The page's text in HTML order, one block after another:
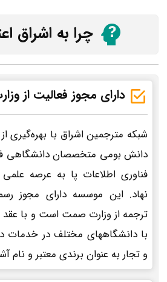
چرا به اشراق
دارای مجوز فعالیت از
شبکه مترجمین اشراق با بهره‌گیری
دانش بومی متخصصان دانشگاهی
فناوری اطلاعات پا به عرصه علمی
نهاد. این موسسه دارای مجوز
ترجمه از وزارت صمت است و با عقد
با دانشگاههای مختلف در خدمات
و تجار به عنوان برندی معتبر و نام